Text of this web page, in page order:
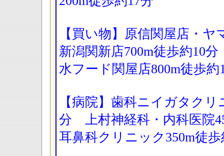
【買い物】原信関屋店・
新潟関新店700m徒歩約10
水フード関屋店800m徒歩
【病院】歯科ニイガタク
分 上村神経科・内科医院
耳鼻科クリニック350m徒歩